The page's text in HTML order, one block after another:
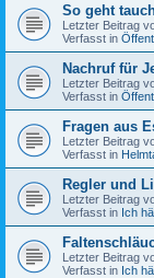
So geht
Letzter Beitrag
Verfasst in
Nachruf für
Letzter Beitrag
Verfasst in
Fragen aus
Letzter Beitrag
Verfasst in
Regler und
Letzter Beitrag
Verfasst in Ich
Letzter Beitrag
Verfasst in Ich